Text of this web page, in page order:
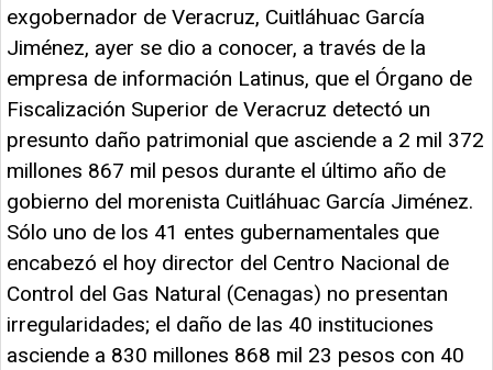
exgobernador de Veracruz, Cuitláhuac García
Jiménez, ayer se dio a conocer, a través de la
empresa de información Latinus, que el Órgano de
Fiscalización Superior de Veracruz detectó un
presunto daño patrimonial que asciende a 2 mil 372
millones 867 mil pesos durante el último año de
gobierno del morenista Cuitláhuac García Jiménez.
Sólo uno de los 41 entes gubernamentales que
encabezó el hoy director del Centro Nacional de
Control del Gas Natural (Cenagas) no presentan
irregularidades; el daño de las 40 instituciones
asciende a 830 millones 868 mil 23 pesos con 40